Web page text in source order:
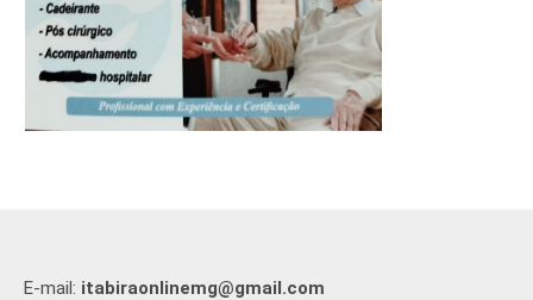
E-mail: itabiraonlinemg@gmail.com